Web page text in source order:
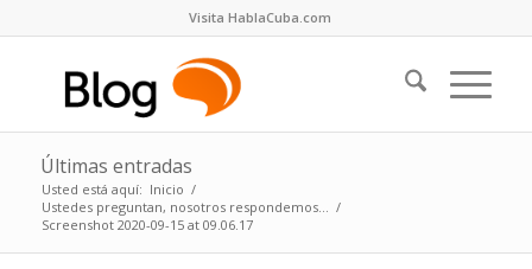
Visita HablaCuba.com
Últimas entradas
Usted está aquí: Inicio /
Ustedes preguntan, nosotros respondemos… /
Screenshot 2020-09-15 at 09.06.17